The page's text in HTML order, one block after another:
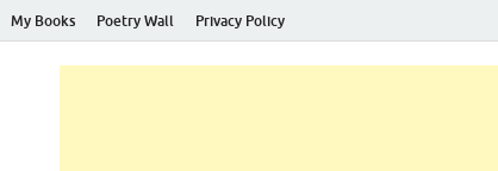
My Books Poetry Wall Privacy Policy